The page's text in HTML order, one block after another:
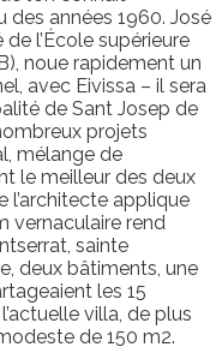
des années 1960. José
l’École supérieure
noue rapidement un
avec Eivissa – il sera
de Sant Josep de
projets
mélange de
le meilleur des deux
l’architecte applique
vernaculaire rend
sainte
deux bâtiments, une
les 15
villa, de plus
de 150 m2.